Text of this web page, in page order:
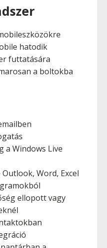
hatodik
futtatására
a boltokba
a Windows Live
Word, Excel
ellopott vagy